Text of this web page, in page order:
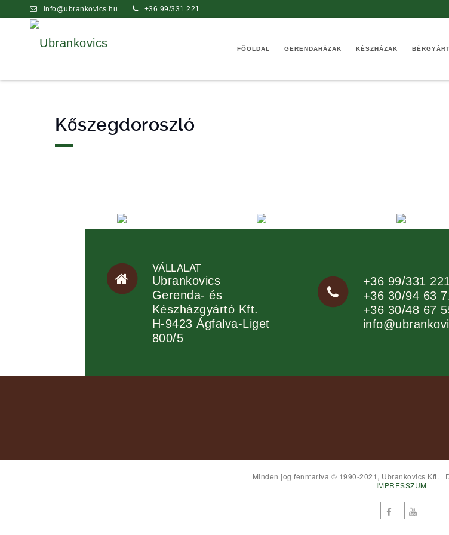
info@ubrankovics.hu +36 99/331 221
FŐOLDAL GERENDAHÁZAK KÉSZHÁZAK
Kőszegdoroszló
VÁLLALAT
Ubrankovics
Gerenda- és
Készházgyártó Kft.
H-9423 Ágfalva-Liget
800/5
+36 99/331 221
+36 30/94 63
+36 30/48 67
Minden jog fenntartva © 1990-2021, Ubrankovics Kft. |
IMPRESSZUM